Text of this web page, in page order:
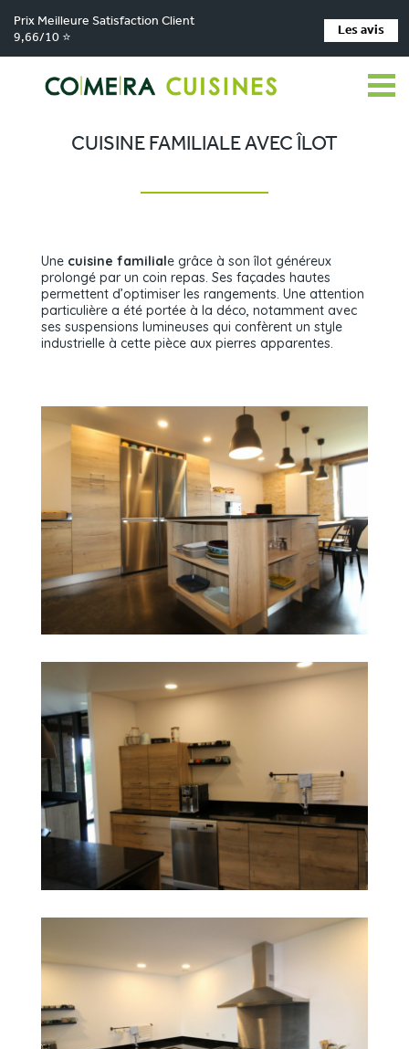
Prix Meilleure Satisfaction Client
9,66/10 ⭐
Les avis
Comera Cuisines > Nos magasins de cuisine > Cuisiniste VILLEREAL >
Réalisations > Cuisine familiale avec îlot
CUISINE FAMILIALE AVEC ÎLOT
Une cuisine familiale grâce à son îlot généreux
prolongé par un coin repas. Ses façades hautes
permettent d’optimiser les rangements. Une attention
particulière a été portée à la déco, notamment avec
ses suspensions lumineuses qui confèrent un style
industrielle à cette pièce aux pierres apparentes.